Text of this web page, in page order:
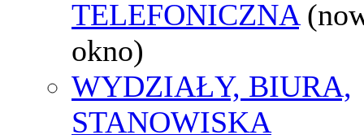
TELEFONICZNA
okno)
WYDZIAŁY, BIURA,
STANOWISKA